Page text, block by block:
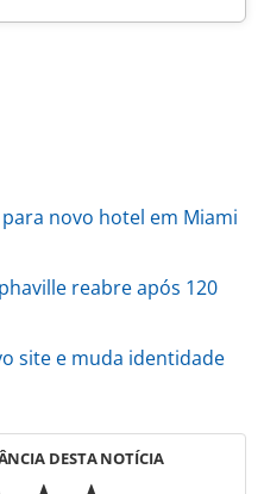
novo hotel em Miami
reabre após 120
site e muda identidade
DESTA NOTÍCIA